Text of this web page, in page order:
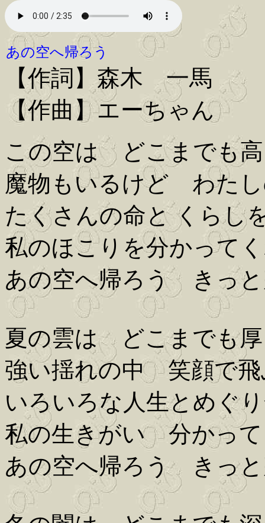
あの空へ帰ろう
【作詞】森木 一馬
【作曲】エーちゃん
この空は どこまでも
魔物もいるけど わた
たくさんの命と くらし
私のほこりを分かって
あの空へ帰ろう きっ
夏の雲は どこまでも
強い揺れの中 笑顔で飛
いろいろな人生とめぐ
私の生きがい 分かっ
あの空へ帰ろう きっ